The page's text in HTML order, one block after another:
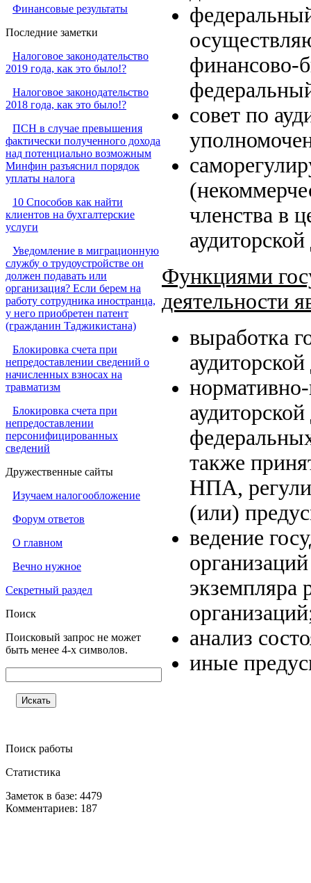
Финансовые результаты
Последние заметки
Налоговое законодательство
2019 года, как это было!?
Налоговое законодательство
2018 года, как это было!?
ПСН в случае превышения
фактически полученного дохода
над потенциально возможным
Минфин разъяснил порядок
уплаты налога
10 Способов как найти
клиентов на бухгалтерские
услуги
Уведомление в миграционную
службу о трудоустройстве он
должен подавать или
организация? Если берем на
работу сотрудника иностранца,
у него приобретен патент
(гражданин Таджикистана)
Блокировка счета при
непредоставлении сведений о
начисленных взносах на
травматизм
Блокировка счета при
непредоставлении
персонифицированных
сведений
Дружественные сайты
Изучаем налогообложение
Форум ответов
О главном
Вечно нужное
Секретный раздел
Поиск
Поисковый запрос не может
быть менее 4-х символов.
Поиск работы
Статистика
Заметок в базе: 4479
Комментариев: 187
финансово-
совет по
членства в
Функциями
деятельности
выработка
также
НПА,
(или)
ведение
экземпляра
анализ
иные